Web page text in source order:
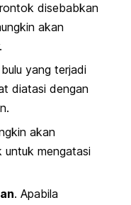
disebabkan
akan
yang terjadi
diatasi dengan
akan
mengatasi
. Apabila